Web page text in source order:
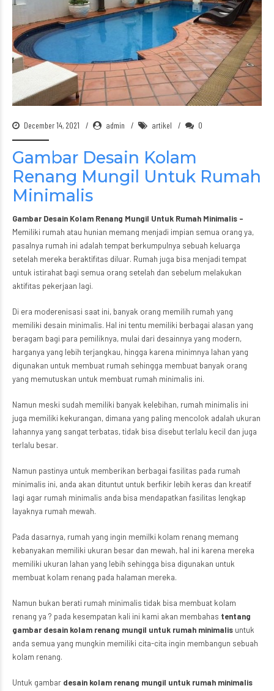
December 14, 2021 admin artikel 0
Gambar Desain Kolam
Renang Mungil Untuk Rumah
Minimalis
Gambar Desain Kolam Renang Mungil Untuk Rumah Minimalis –
Memiliki rumah atau hunian memang menjadi impian semua orang ya,
pasalnya rumah ini adalah tempat berkumpulnya sebuah keluarga
setelah mereka beraktifitas diluar. Rumah juga bisa menjadi tempat
untuk istirahat bagi semua orang setelah dan sebelum melakukan
aktifitas pekerjaan lagi.
Di era moderenisasi saat ini, banyak orang memilih rumah yang
memiliki desain minimalis. Hal ini tentu memiliki berbagai alasan yang
beragam bagi para pemiliknya, mulai dari desainnya yang modern,
harganya yang lebih terjangkau, hingga karena minimnya lahan yang
digunakan untuk membuat rumah sehingga membuat banyak orang
yang memutuskan untuk membuat rumah minimalis ini.
Namun meski sudah memiliki banyak kelebihan, rumah minimalis ini
juga memiliki kekurangan, dimana yang paling mencolok adalah ukuran
lahannya yang sangat terbatas, tidak bisa disebut terlalu kecil dan juga
terlalu besar.
Namun pastinya untuk memberikan berbagai fasilitas pada rumah
minimalis ini, anda akan dituntut untuk berfikir lebih keras dan kreatif
lagi agar rumah minimalis anda bisa mendapatkan fasilitas lengkap
layaknya rumah mewah.
Pada dasarnya, rumah yang ingin memilki kolam renang memang
kebanyakan memiliki ukuran besar dan mewah, hal ini karena mereka
memiliki ukuran lahan yang lebih sehingga bisa digunakan untuk
membuat kolam renang pada halaman mereka.
Namun bukan berati rumah minimalis tidak bisa membuat kolam
renang ya ? pada kesempatan kali ini kami akan membahas tentang
gambar desain kolam renang mungil untuk rumah minimalis untuk
anda semua yang mungkin memiliki cita-cita ingin membangun sebuah
kolam renang.
Untuk gambar desain kolam renang mungil untuk rumah minimalis